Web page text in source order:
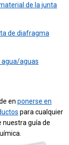
de la junta
de diafragma
agua/aguas
enponerse en
para cualquier
nuestra guía de